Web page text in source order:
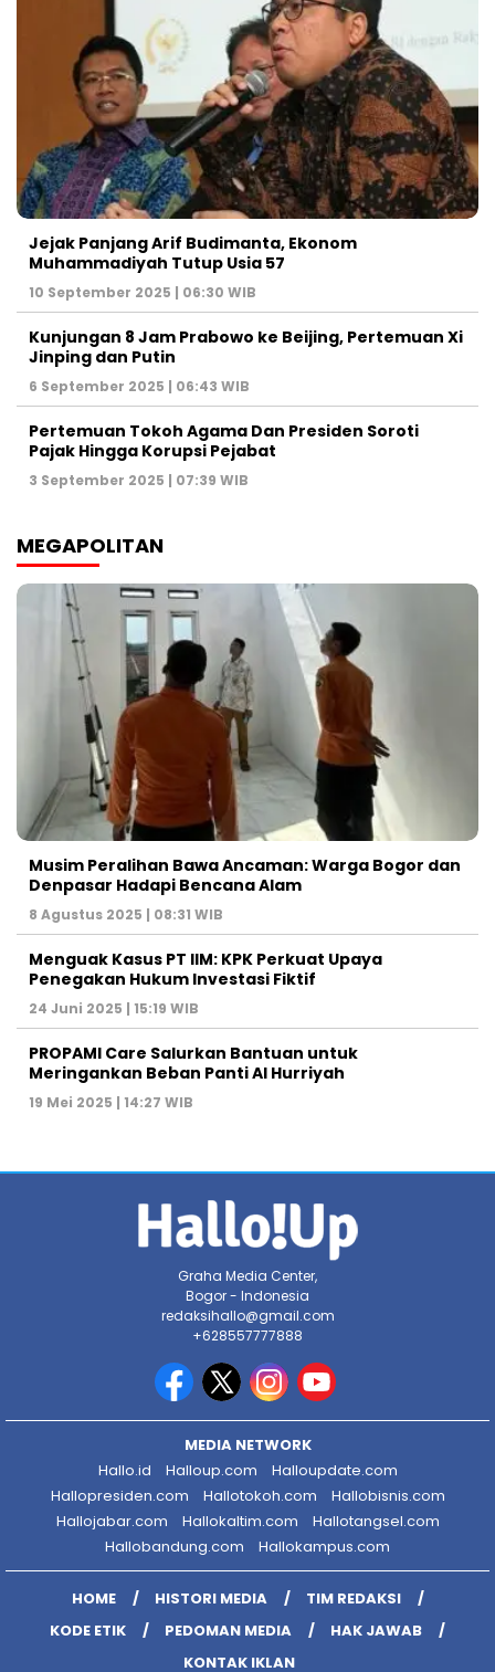
Jejak Panjang Arif Budimanta, Ekonom
Muhammadiyah Tutup Usia 57
10 September 2025 | 06:30 WIB
Kunjungan 8 Jam Prabowo ke Beijing, Pertemuan Xi
Jinping dan Putin
6 September 2025 | 06:43 WIB
Pertemuan Tokoh Agama Dan Presiden Soroti
Pajak Hingga Korupsi Pejabat
3 September 2025 | 07:39 WIB
MEGAPOLITAN
Musim Peralihan Bawa Ancaman: Warga Bogor dan
Denpasar Hadapi Bencana Alam
8 Agustus 2025 | 08:31 WIB
Menguak Kasus PT IIM: KPK Perkuat Upaya
Penegakan Hukum Investasi Fiktif
24 Juni 2025 | 15:19 WIB
PROPAMI Care Salurkan Bantuan untuk
Meringankan Beban Panti Al Hurriyah
19 Mei 2025 | 14:27 WIB
Graha Media Center,
Bogor - Indonesia
redaksihallo@gmail.com
+628557777888
MEDIA NETWORK
Hallo.id
Halloup.com
Halloupdate.com
Hallopresiden.com
Hallotokoh.com
Hallobisnis.com
Hallojabar.com
Hallokaltim.com
Hallotangsel.com
Hallobandung.com
Hallokampus.com
HOME HISTORI MEDIA
TIM REDAKSI
KODE ETIK
PEDOMAN MEDIA
HAK JAWAB
KONTAK IKLAN